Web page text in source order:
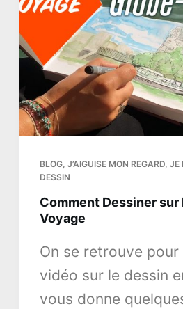
BLOG, J’AIGUISE MON REGARD, JE
DESSIN
Comment Dessiner sur
Voyage
On se retrouve pour
vidéo sur le dessin
vous donne